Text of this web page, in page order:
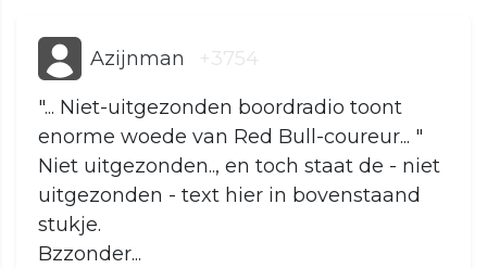
Azijnman +3754
"... Niet-uitgezonden boordradio toont
enorme woede van Red Bull-coureur... "
Niet uitgezonden.., en toch staat de - niet
uitgezonden - text hier in bovenstaand
stukje.
Bzzonder...